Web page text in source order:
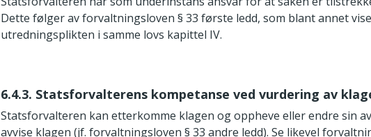
Dette følger av forvaltningsloven § 33 første ledd, som blant annet
utredningsplikten i samme lovs kapittel IV.
6.4.3. Statsforvalterens kompetanse ved vurdering av
Statsforvalteren kan etterkomme klagen og oppheve eller endre sin
avvise klagen (jf. forvaltningsloven § 33 andre ledd). Se likevel